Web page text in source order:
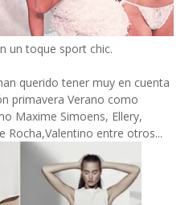
un toque sport chic.
querido tener muy en cuenta
primavera Verano como
Maxime Simoens, Ellery,
Rocha,Valentino entre otros...